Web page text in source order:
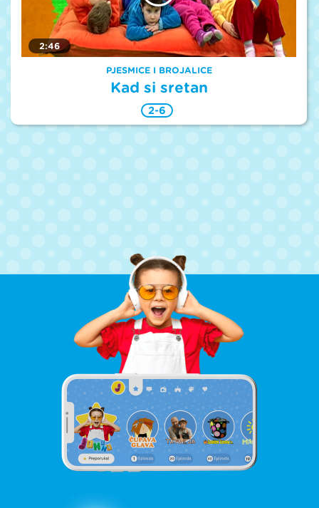
2:46
PJESMICE I BROJALICE
Kad si sretan
2-6